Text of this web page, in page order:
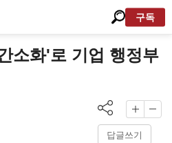
구독
소화'로 기업 행정부
답글쓰기